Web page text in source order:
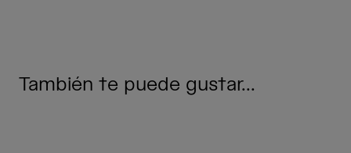
También te puede gustar...